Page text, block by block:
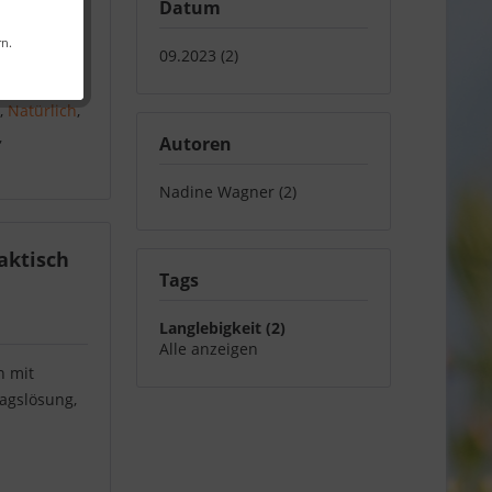
Datum
09.2023 (2)
Autoren
Nadine Wagner (2)
Tags
Langlebigkeit (2)
Alle anzeigen
, Natürlich,
,
mit